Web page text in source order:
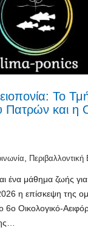
Το
Πατρών και
,
ένα μάθημα ζωής
η επίσκεψη της
Οικολογικό-